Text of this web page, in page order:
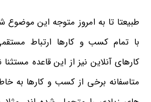
طبیعتا تا به امروز متوجه این موضوع
با تمام کسب و کارها ارتباط
کارهای آنلاین نیز از این قاعده
متاسفانه برخی از کسب و کارها به